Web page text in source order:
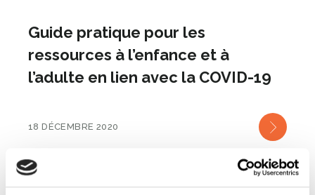
Guide pratique pour les
ressources à l’enfance et à
l’adulte en lien avec la COVID-19
18 DÉCEMBRE 2020